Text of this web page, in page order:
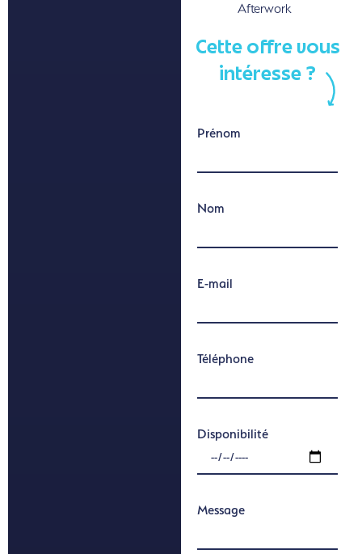
Afterwork
Cette offre vous
intéresse ?
Prénom
Nom
E-mail
Téléphone
Disponibilité
Message